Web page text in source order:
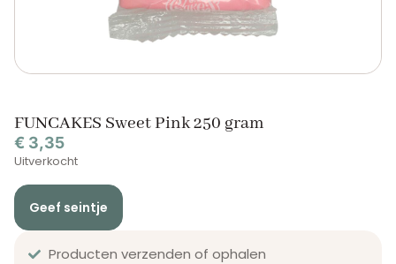
FUNCAKES Sweet Pink 250 gram
€ 3,35
Uitverkocht
Geef seintje
Producten verzenden of ophalen